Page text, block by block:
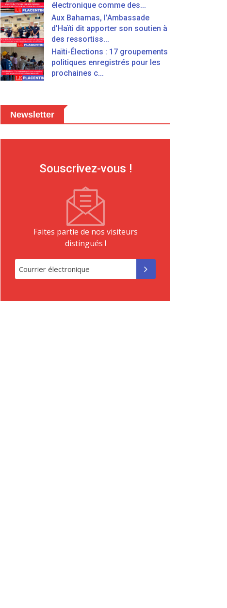
électronique comme des...
Aux Bahamas, l’Ambassade
d’Haïti dit apporter son soutien à
des ressortiss...
Haïti-Élections : 17 groupements
politiques enregistrés pour les
prochaines c...
Newsletter
Souscrivez-vous !
Faites partie de nos visiteurs
distingués !